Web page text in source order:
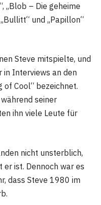
„Blob – Die geheime
und „Papillon“
Steve mitspielte, und
in Interviews an den
of Cool“ bezeichnet.
seiner
ihn viele Leute für
nicht unsterblich,
ist. Dennoch war es
dass Steve 1980 im